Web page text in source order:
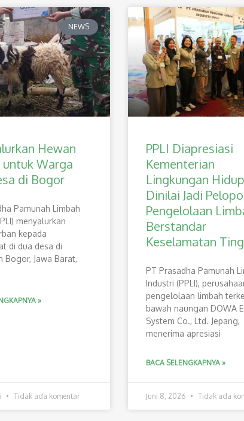
NEWS
Hewan
untuk Warga
di Bogor
Pamunah Limbah
menyalurkan
kepada
di dua desa di
Bogor, Jawa Barat,
»
Tidak ada komentar
PPLI Diapresiasi
Kementerian
Lingkungan
Dinilai Jadi
Pengelolaan
Berstandar
Keselamatan
PT Prasadha Pamunah
Industri (PPLI),
pengelolaan limbah
bawah naungan DOWA
System Co., Ltd. Jepang,
menerima apresiasi
BACA SELENGKAPNYA »
Juni 8, 2026 Tidak ada